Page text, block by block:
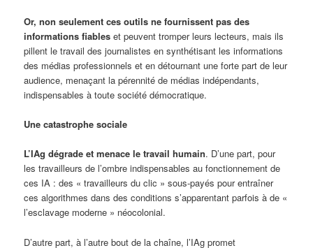
Or, non seulement ces outils ne fournissent pas des
informations fiables et peuvent tromper leurs lecteurs, mais ils
pillent le travail des journalistes en synthétisant les informations
des médias professionnels et en détournant une forte part de leur
audience, menaçant la pérennité de médias indépendants,
indispensables à toute société démocratique.
Une catastrophe sociale
L’IAg dégrade et menace le travail humain. D’une part, pour
les travailleurs de l’ombre indispensables au fonctionnement de
ces IA : des « travailleurs du clic » sous-payés pour entraîner
ces algorithmes dans des conditions s’apparentant parfois à de «
l’esclavage moderne » néocolonial.
D’autre part, à l’autre bout de la chaîne, l’IAg promet